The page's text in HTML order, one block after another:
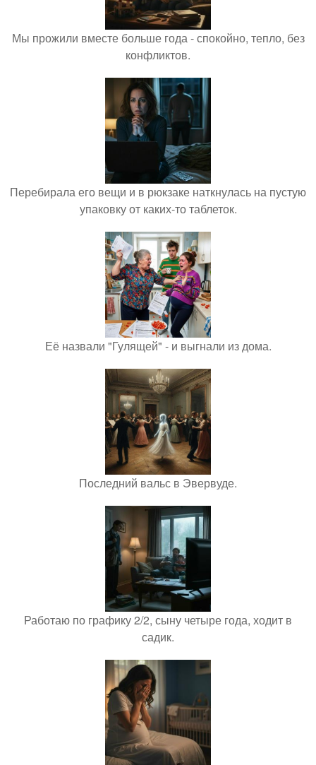
Мы прожили вместе больше года - спокойно, тепло, без
конфликтов.
Перебирала его вещи и в рюкзаке наткнулась на пустую
упаковку от каких-то таблеток.
Её назвали "Гулящей" - и выгнали из дома.
Последний вальс в Эвервуде.
Работаю по графику 2/2, сыну четыре года, ходит в
садик.